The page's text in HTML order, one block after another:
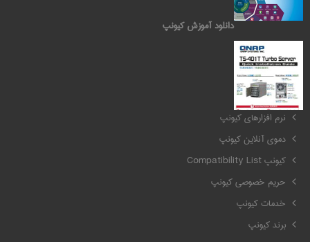
دانلود آموزش کیونپ
کیونپ QNAP
نرم افزارهای کیونپ
دموی آنلاین کیونپ
کیونپ Compatibility List
حریم خصوصی کیونپ
خدمات کیونپ
برند کیونپ